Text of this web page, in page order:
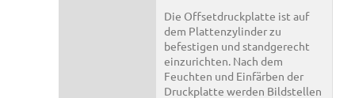
Die Offsetdruckplatte ist auf
dem Plattenzylinder zu
befestigen und standgerecht
einzurichten. Nach dem
Feuchten und Einfärben der
Druckplatte werden Bildstellen